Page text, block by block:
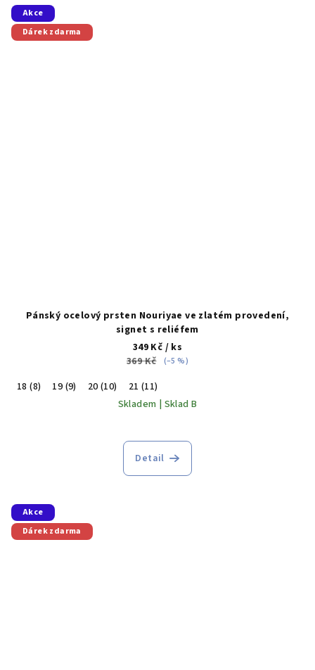
Akce
Dárek zdarma
Pánský ocelový prsten Nouriyae ve zlatém provedení,
signet s reliéfem
349 Kč / ks
369 Kč
(–5 %)
18 (8) 19 (9) 20 (10)
21 (11)
Skladem | Sklad B
Detail
Akce
Dárek zdarma